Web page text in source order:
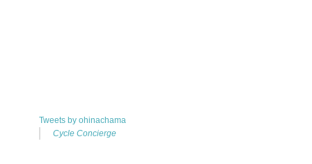
Tweets by ohinachama
Cycle Concierge